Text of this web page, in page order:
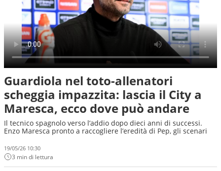
Guardiola nel toto-allenatori
scheggia impazzita: lascia il City a
Maresca, ecco dove può andare
Il tecnico spagnolo verso l’addio dopo dieci anni di successi.
Enzo Maresca pronto a raccogliere l’eredità di Pep, gli scenari
19/05/26 10:30
3 min di lettura